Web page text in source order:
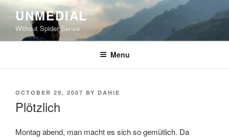
Skip
content
UNMEDIAL
Without Spider Sense
Menu
POSTED
OCTOBER 29, 2007 BY DAHIE
Plötzlich
Montag abend, man macht es sich so gemütlich. Da